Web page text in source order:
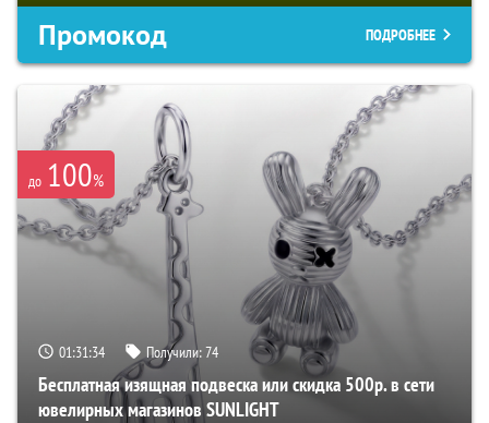
Промокод ПОДРОБНЕЕ
до 100%
01:31:33 Получили:74
Бесплатная изящная подвеска или скидка 500р. в сети
ювелирных магазинов SUNLIGHT